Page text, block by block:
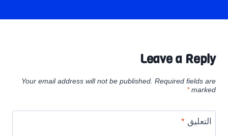
Leave a Reply
Your email address will not be published. Required fields are
marked
*
التعليق*